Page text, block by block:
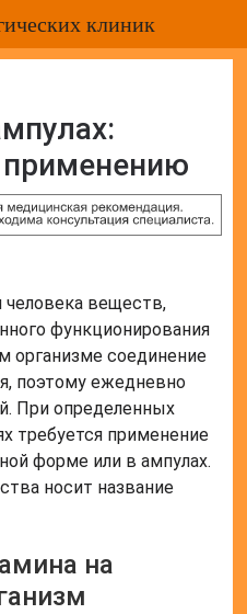
клиник
применению
веществ,
функционирования
организме соединение
поэтому ежедневно
При определенных
требуется применение
форме или в ампулах.
носит название
на